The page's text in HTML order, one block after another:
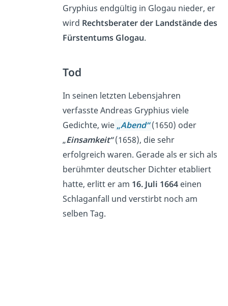
Gryphius endgültig in Glogau nieder, er
wird Rechtsberater der Landstände des
Fürstentums Glogau.
Tod
In seinen letzten Lebensjahren
verfasste Andreas Gryphius viele
Gedichte, wie „Abend“ (1650) oder
„Einsamkeit“(1658), die sehr
erfolgreich waren. Gerade als er sich als
berühmter deutscher Dichter etabliert
hatte, erlitt er am 16. Juli 1664 einen
Schlaganfall und verstirbt noch am
selben Tag.